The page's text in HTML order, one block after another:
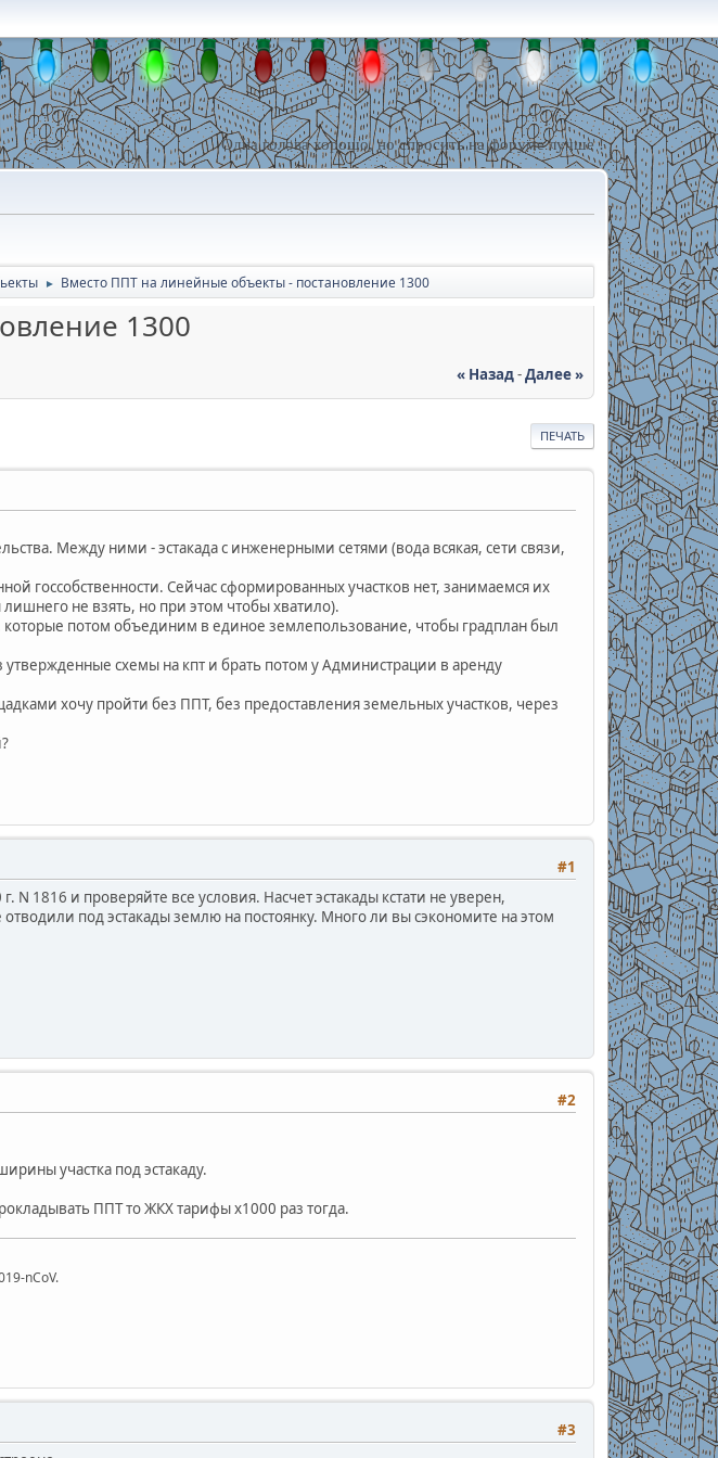
Одна голова хорошо, но спросить на форуме лучше !
► Вместо ППТ на линейные объекты - постановление 1300
1300
« Назад-Далее »
ПЕЧАТЬ
Между ними - эстакада с инженерными сетями (вода всякая, сети связи,
госсобственности. Сейчас сформированных участков нет, занимаемся их
не взять, но при этом чтобы хватило).
потом объединим в единое землепользование, чтобы градплан был
схемы на кпт и брать потом у Администрации в аренду
хочу пройти без ППТ, без предоставления земельных участков, через
#1
N 1816 и проверяйте все условия. Насчет эстакады кстати не уверен,
под эстакады землю на постоянку. Много ли вы сэкономите на этом
#2
участка под эстакаду.
ППТ то ЖКХ тарифы х1000 раз тогда.
nCoV.
#3